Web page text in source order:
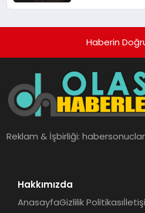
Haberin
Reklam & İşbirliği:
Hakkımızda
AnasayfaGizlilik Politikası